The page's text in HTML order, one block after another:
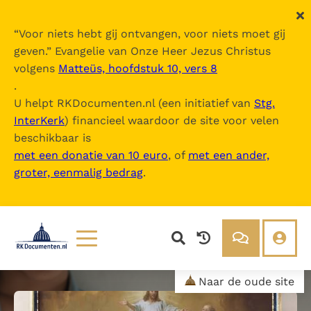
“Voor niets hebt gij ontvangen, voor niets moet gij
geven.” Evangelie van Onze Heer Jezus Christus
volgens Matteüs, hoofdstuk 10, vers 8
.
U helpt RKDocumenten.nl (een initiatief van Stg.
InterKerk) financieel waardoor de site voor velen
beschikbaar is
met een donatie van 10 euro, of met een ander,
groter, eenmalig bedrag.
Lezen
Documenten
Over ons
Over RK Documenten
Naar de oude site